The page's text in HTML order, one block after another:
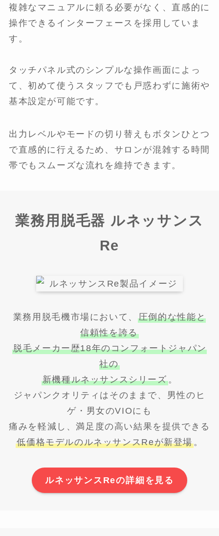
複雑なマニュアルに頼る必要がなく、直感的に
操作できるインターフェースを採用していま
す。
タッチパネル式のシンプルな操作画面によっ
て、初めて使うスタッフでも戸惑わずに施術や
基本設定が可能です。
出力レベルやモードの切り替えもボタンひとつ
で直感的に行えるため、サロンが混雑する時間
帯でもスムーズな流れを維持できます。
業務用脱毛器 ルネッサンス
Re
業務用脱毛機市場において、 圧倒的な性能と
信頼性を誇る
脱毛メーカー歴18年のコンフォートジャパン
社の
新機種ルネッサンスシリーズ。
ジャパンクオリティはそのままで、男性のヒ
ゲ・男女のVIOにも
痛みを軽減し、満足度の高い結果を提供できる
低価格モデルのルネッサンスReが新登場。
ルネッサンスReの詳細を見る